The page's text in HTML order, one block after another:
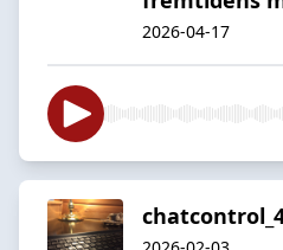
2026-04-17